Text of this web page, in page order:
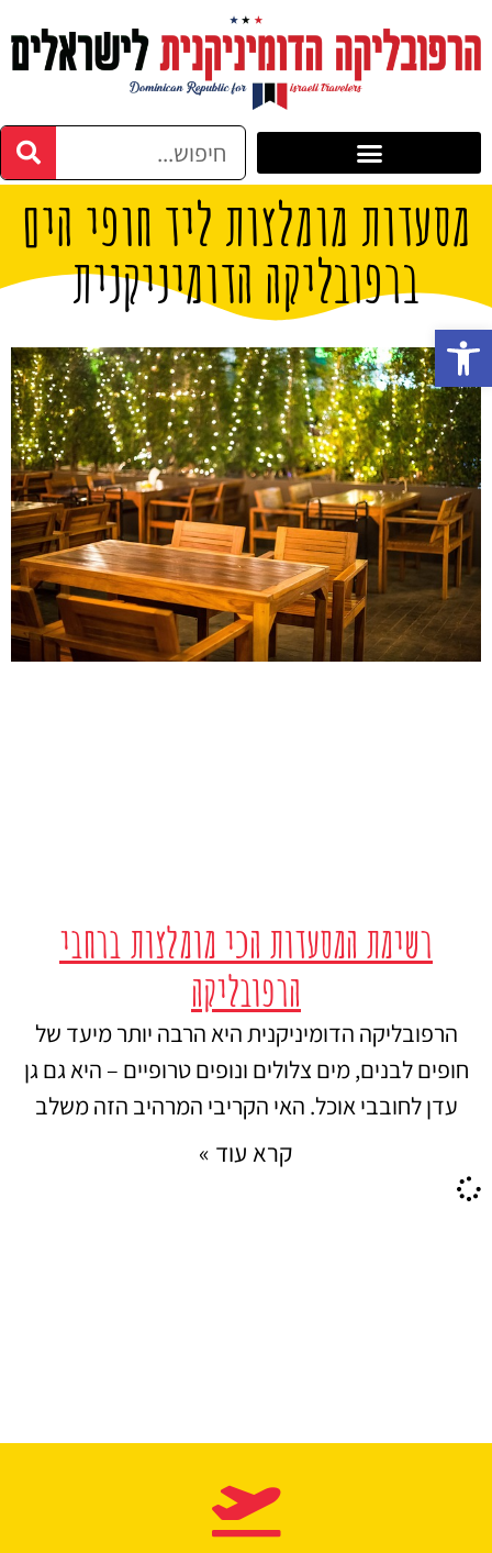
מסעדות מומלצות ליד חופי הים
ברפובליקה הדומיניקנית
רשימת המסעדות הכי מומלצות ברחבי
הרפובליקה
הרפובליקה הדומיניקנית היא הרבה יותר מיעד של
חופים לבנים, מים צלולים ונופים טרופיים – היא גם גן
עדן לחובבי אוכל. האי הקריבי המרהיב הזה משלב
קרא עוד »
פתח סרגל נגישות